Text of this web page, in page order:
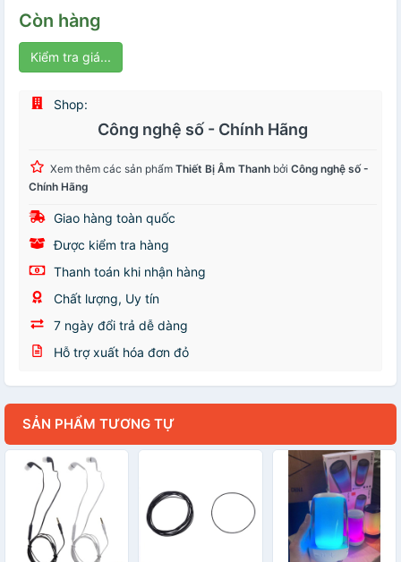
Còn hàng
Kiểm tra giá...
Shop:
Công nghệ số - Chính Hãng
Xem thêm các sản phẩm Thiết Bị Âm Thanh bởi Công nghệ số -
Chính Hãng
Giao hàng toàn quốc
Được kiểm tra hàng
Thanh toán khi nhận hàng
Chất lượng, Uy tín
7 ngày đổi trả dễ dàng
Hỗ trợ xuất hóa đơn đỏ
SẢN PHẨM TƯƠNG TỰ